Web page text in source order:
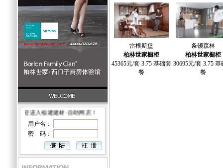
好！欢迎进入福建建材·自助网店！
用户名：
密 码：
雷根斯堡
柏林世家橱柜
45365元/套 3.75 基础套
餐
条顿森林
柏林世家橱柜
30695元/套 3.75 基
餐